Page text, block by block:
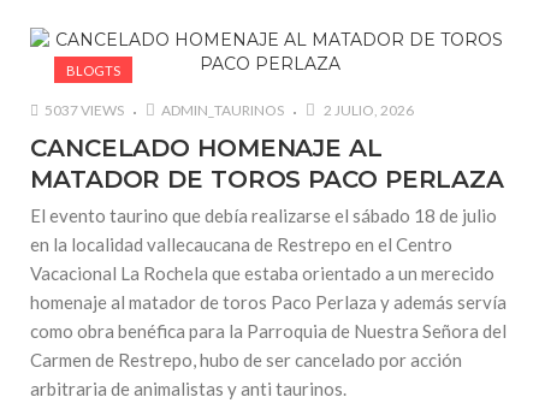
BLOGTS
5037 VIEWS ADMIN_TAURINOS 2 JULIO, 2026
CANCELADO HOMENAJE AL
MATADOR DE TOROS PACO PERLAZA
El evento taurino que debía realizarse el sábado 18 de julio
en la localidad vallecaucana de Restrepo en el Centro
Vacacional La Rochela que estaba orientado a un merecido
homenaje al matador de toros Paco Perlaza y además servía
como obra benéfica para la Parroquia de Nuestra Señora del
Carmen de Restrepo, hubo de ser cancelado por acción
arbitraria de animalistas y anti taurinos.